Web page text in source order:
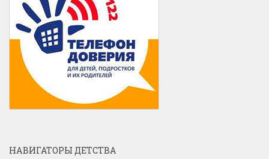
НАВИГАТОРЫ ДЕТСТВА